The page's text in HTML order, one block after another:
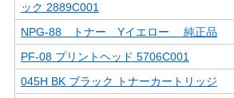
ック 2889C001
NPG-88 トナー Yイエロー 純正品
PF-08 プリントヘッド 5706C001
045H BK ブラック トナーカートリッジ